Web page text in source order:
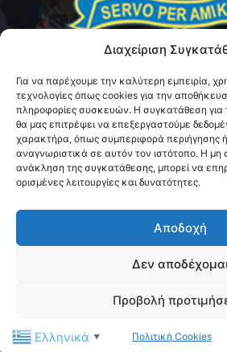
Διαχείριση
Για να παρέχουμε την καλύτερη εμπειρία,
τεχνολογίες όπως cookies για την
πληροφορίες συσκευών. Η συγκατάθεση για
θα μας επιτρέψει να επεξεργαστούμε
χαρακτήρα, όπως συμπεριφορά περιήγησης
αναγνωριστικά σε αυτόν τον ιστότοπο. Η μη
ανάκληση της συγκατάθεσης, μπορεί να
ορισμένες λειτουργίες και δυνατότητες.
Αποδοχή
Δεν
Προβολή
Πολιτική Cookies
ABOUT US
Η Διεθνής Ένωση Αστυνομικών (I.P.A.) -
Μαγνησίας αποτελεί ένα μη
στόχο την καλλιέργεια κοινωνικών,
παγκόσμιο σύνθημα «Servo per
ipamagnesia@gmail.com
FOLLOW US
Ελληνικά ▼